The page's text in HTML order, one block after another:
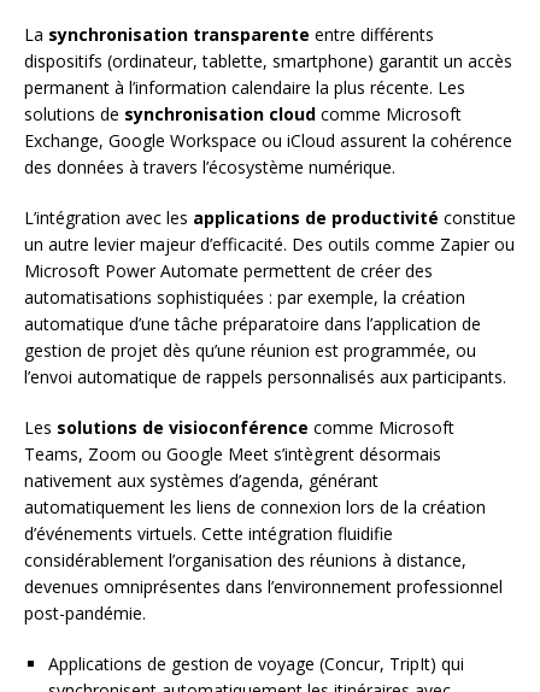
La synchronisation transparente entre différents
dispositifs (ordinateur, tablette, smartphone) garantit un accès
permanent à l’information calendaire la plus récente. Les
solutions de synchronisation cloud comme Microsoft
Exchange, Google Workspace ou iCloud assurent la cohérence
des données à travers l’écosystème numérique.
L’intégration avec les applications de productivité constitue
un autre levier majeur d’efficacité. Des outils comme Zapier ou
Microsoft Power Automate permettent de créer des
automatisations sophistiquées : par exemple, la création
automatique d’une tâche préparatoire dans l’application de
gestion de projet dès qu’une réunion est programmée, ou
l’envoi automatique de rappels personnalisés aux participants.
Les solutions de visioconférence comme Microsoft
Teams, Zoom ou Google Meet s’intègrent désormais
nativement aux systèmes d’agenda, générant
automatiquement les liens de connexion lors de la création
d’événements virtuels. Cette intégration fluidifie
considérablement l’organisation des réunions à distance,
devenues omniprésentes dans l’environnement professionnel
post-pandémie.
Applications de gestion de voyage (Concur, TripIt) qui